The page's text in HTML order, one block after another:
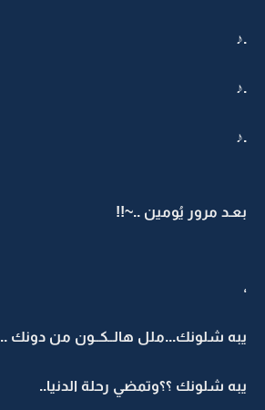
.♪
.♪
.♪
بعـد مرور يُومين ..~!!
،
يبه شلونك...ملل هالــكــون من دونك ..
يبه شلونك ؟؟وتمضي رحلة الدنيا..